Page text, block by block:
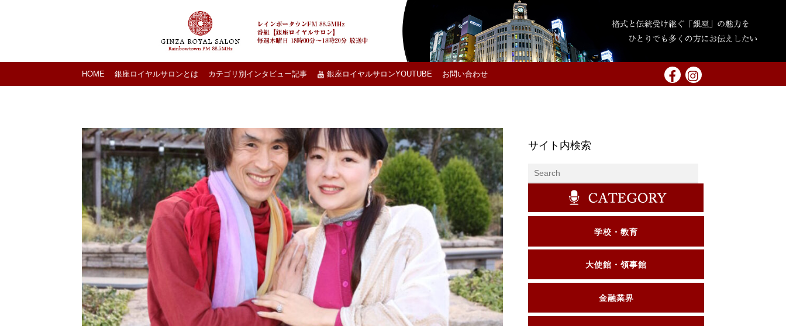
HOME 銀座ロイヤルサロンとは カテゴリ別インタビュー記事 銀座ロイヤルサロンYOUTUBE お問い合わせ
サイト内検索
学校・教育
大使館・領事館
金融業界